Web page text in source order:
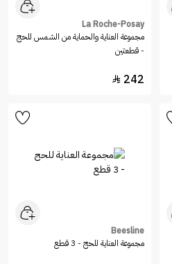
La Roche-Posay
مجموعة العناية والحماية من الشمس للحج
- قطعتين
242

Beesline
مجموعة العناية للحج - 3 قطع